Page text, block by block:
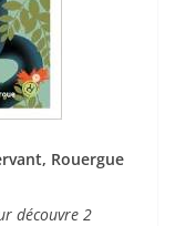
Rouergue
découvre 2